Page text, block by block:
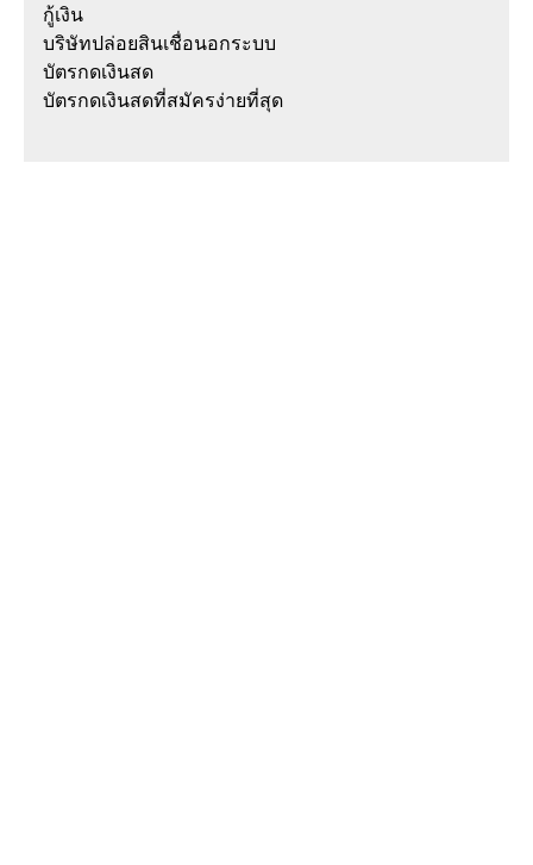
กู้เงิน
บริษัทปล่อยสินเชื่อนอกระบบ
บัตรกดเงินสด
บัตรกดเงินสดที่สมัครง่ายที่สุด